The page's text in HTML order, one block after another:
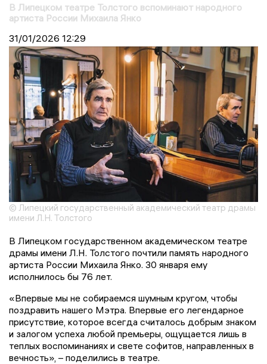
В Липецком театре Толстого вспоминают народного
артиста России Михаила Янко
31/01/2026 12:29
© Липецкий государственный академический театр драмы
имени Л.Н. Толстого
В Липецком государственном академическом театре
драмы имени Л.Н. Толстого почтили память народного
артиста России Михаила Янко. 30 января ему
исполнилось бы 76 лет.
«Впервые мы не собираемся шумным кругом, чтобы
поздравить нашего Мэтра. Впервые его легендарное
присутствие, которое всегда считалось добрым знаком
и залогом успеха любой премьеры, ощущается лишь в
теплых воспоминаниях и свете софитов, направленных в
вечность», – поделились в театре.